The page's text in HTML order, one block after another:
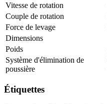
Vitesse de rotation
Couple de rotation
Force de levage
Dimensions
Poids
Système d'élimination de
poussière
Étiquettes